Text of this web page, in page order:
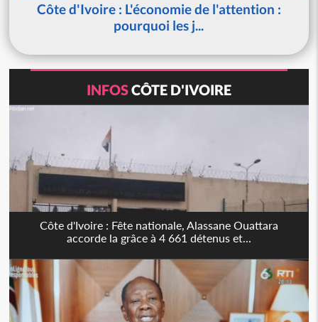
Côte d'Ivoire : L'économie de l'attention :
pourquoi les j...
INFOSCÔTE D'IVOIRE
Côte d'Ivoire : Fête nationale, Alassane Ouattara
accorde la grâce à 4 661 détenus et...